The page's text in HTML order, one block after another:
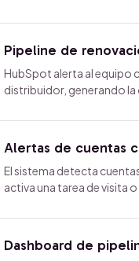
Pipeline de
HubSpot alerta al equipo
distribuidor, generando
Alertas de cuentas
El sistema detecta
activa una tarea de visita
Dashboard de